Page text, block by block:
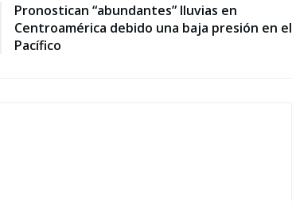
Pronostican “abundantes” lluvias en
Centroamérica debido una baja presión en el
Pacífico